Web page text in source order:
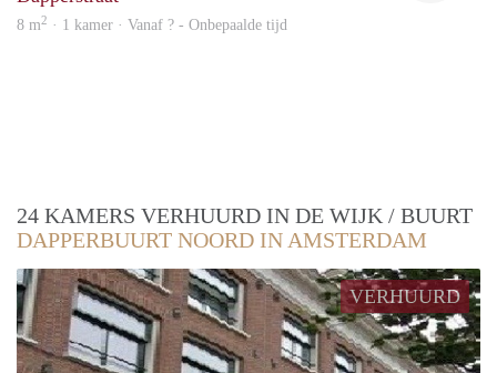
8 m2 · 1 kamer · Vanaf ? - Onbepaalde tijd
24 KAMERS VERHUURD IN DE WIJK / BUURT
DAPPERBUURT NOORD IN AMSTERDAM
VERHUURD